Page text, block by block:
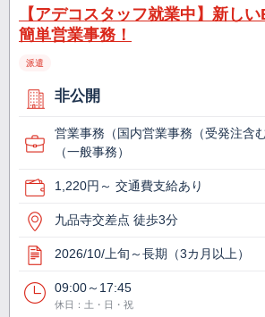
【アデコスタッフ就業中】新し
簡単営業事務！
派遣
非公開
営業事務（国内営業事務（受発注含
（一般事務）
1,220円～ 交通費支給あり
九品寺交差点 徒歩3分
2026/10/上旬～長期（3カ月以上）
09:00～17:45
休日：土・日・祝